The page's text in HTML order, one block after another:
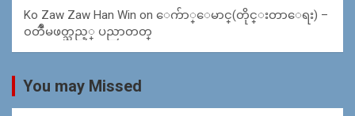
Ko Zaw Zaw Han Win on ေက်ာ္ေမာင္(တိုင္းတာေရး) –
၀တၳဳမဖတ္သည့္ ပညာတတ္
You may Missed